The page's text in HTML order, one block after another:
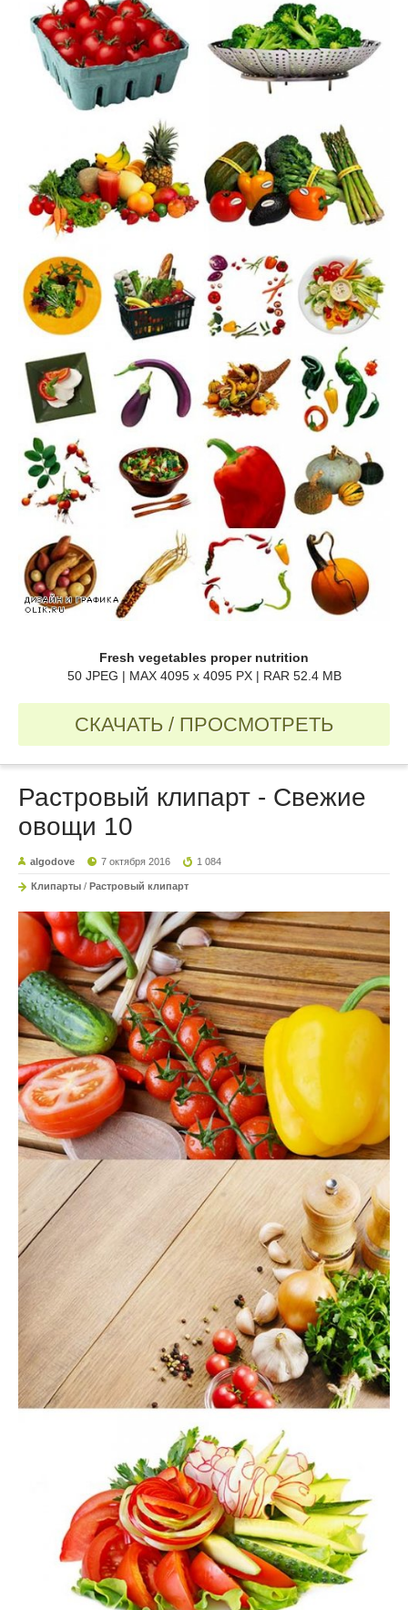
Fresh vegetables proper nutrition
50 JPEG | MAX 4095 x 4095 PX | RAR 52.4 MB
СКАЧАТЬ / ПРОСМОТРЕТЬ
Растровый клипарт - Свежие
овощи 10
algodove 7 октября 2016 1 084
Клипарты / Растровый клипарт